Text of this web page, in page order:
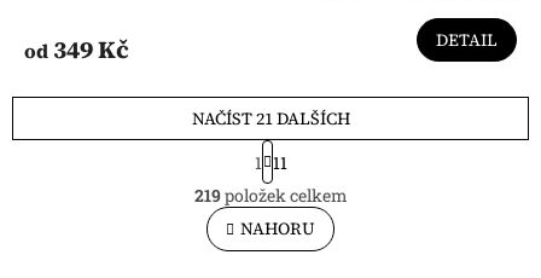
od 349 Kč DETAIL
O
v
l
á
NAČÍST 21 DALŠÍCH
S
t
r
á
n
k
1 11
219položek celkem
NAHORU